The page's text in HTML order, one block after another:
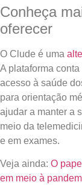
Conheça
oferecer
O Clude é uma
A plataforma
acesso à saúde
para orientação
ajudar a manter a
meio da
e em exames.
Veja ainda: O
em meio à